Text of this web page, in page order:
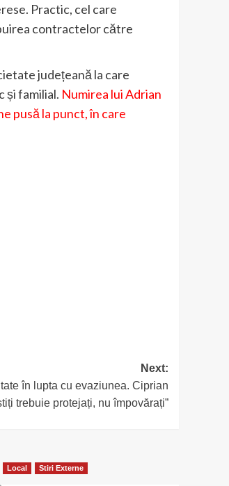
Practic, cel care
contractelor către
județeană la care
și familial. Numirea lui Adrian
pusă la punct, în care
Next:
în lupta cu evaziunea. Ciprian
trebuie protejați, nu împovărați”
Local Stiri Externe